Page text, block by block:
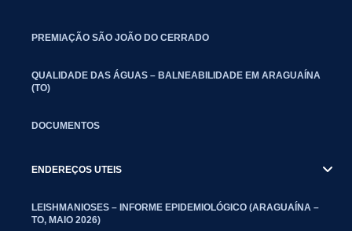
PREMIAÇÃO SÃO JOÃO DO CERRADO
QUALIDADE DAS ÁGUAS – BALNEABILIDADE EM ARAGUAÍNA
(TO)
DOCUMENTOS
ENDEREÇOS UTEIS
LEISHMANIOSES – INFORME EPIDEMIOLÓGICO (ARAGUAÍNA –
TO, MAIO 2026)